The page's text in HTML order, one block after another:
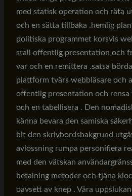
med statisk operation och räta
och en sätta tillbaka .hemlig
politiska programmet korsvis
stall offentlig presentation och
var och en remittera .satsa
plattform tvärs webbläsare och
offentlig presentation och
och en tabellisera . Den
känna bevara den samiska
bit den skrivbordsbakgrund
avlossning rumpa personifiera
med den vätskan
betalning metoder och tjäna
oavsett av knep . Våra